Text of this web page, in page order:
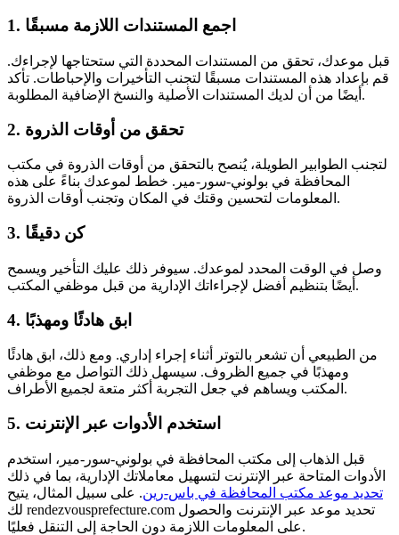
1. اجمع المستندات اللازمة مسبقًا
قبل موعدك، تحقق من المستندات المحددة التي ستحتاجها لإجراءك.
قم بإعداد هذه المستندات مسبقًا لتجنب التأخيرات والإحباطات. تأكد
أيضًا من أن لديك المستندات الأصلية والنسخ الإضافية المطلوبة.
2. تحقق من أوقات الذروة
لتجنب الطوابير الطويلة، يُنصح بالتحقق من أوقات الذروة في مكتب
المحافظة في بولوني-سور-مير. خطط لموعدك بناءً على هذه
المعلومات لتحسين وقتك في المكان وتجنب أوقات الذروة.
3. كن دقيقًا
وصل في الوقت المحدد لموعدك. سيوفر ذلك عليك التأخير ويسمح
أيضًا بتنظيم أفضل لإجراءاتك الإدارية من قبل موظفي المكتب.
4. ابق هادئًا ومهذبًا
من الطبيعي أن تشعر بالتوتر أثناء إجراء إداري. ومع ذلك، ابق هادئًا
ومهذبًا في جميع الظروف. سيسهل ذلك التواصل مع موظفي
المكتب ويساهم في جعل التجربة أكثر متعة لجميع الأطراف.
5. استخدم الأدوات عبر الإنترنت
قبل الذهاب إلى مكتب المحافظة في بولوني-سور-مير، استخدم
الأدوات المتاحة عبر الإنترنت لتسهيل معاملاتك الإدارية، بما في ذلك
تحديد موعد مكتب المحافظة في باس-رين. على سبيل المثال، يتيح
لك rendezvousprefecture.com تحديد موعد عبر الإنترنت والحصول
على المعلومات اللازمة دون الحاجة إلى التنقل فعليًا.